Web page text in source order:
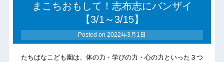
まこちおもして！志布志にバンザイ
【3/1～3/15】
Posted on 2022年3月1日
たちばなこども園は、体の力・学びの力・心の力といった３つ